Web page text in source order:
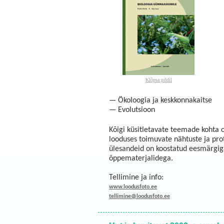
Klõpsa pildil
— Ökoloogia ja keskkonnakaitse
— Evolutsioon
Kõigi küsitletavate teemade
looduses toimuvate nähtuste ja
ülesandeid on koostatud
õppematerjalidega.
Tellimine ja info:
www.loodusfoto.ee
tellimine@loodusfoto.ee